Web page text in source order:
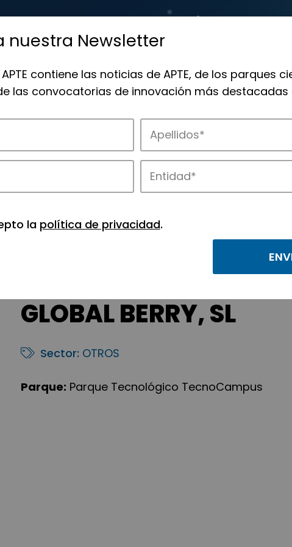
innovación en los parques de APTE.
GLOBAL BERRY, SL
Sector: OTROS
Parque: Parque Tecnológico TecnoCampus
nuestra Newsletter
contiene las noticias de APTE, de los parques
las convocatorias de innovación más destacadas
la política de privacidad.